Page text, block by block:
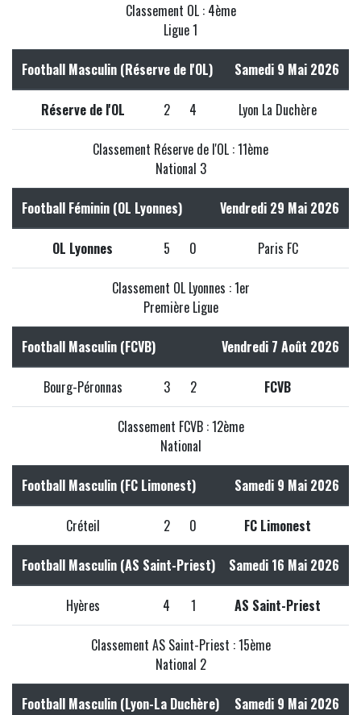
Classement OL : 4ème
Ligue 1
Football Masculin (Réserve de l'OL) Samedi 9 Mai 2026
Réserve de l'OL 2 4 Lyon La Duchère
Classement Réserve de l'OL : 11ème
National 3
Football Féminin (OL Lyonnes) Vendredi 29 Mai 2026
OL Lyonnes 5 0 Paris FC
Classement OL Lyonnes : 1er
Première Ligue
Football Masculin (FCVB) Vendredi 7 Août 2026
Bourg-Péronnas 3 2 FCVB
Classement FCVB : 12ème
National
Football Masculin (FC Limonest) Samedi 9 Mai 2026
Créteil 2 0 FC Limonest
Football Masculin (AS Saint-Priest) Samedi 16 Mai 2026
Hyères 4 1 AS Saint-Priest
Classement AS Saint-Priest : 15ème
National 2
Football Masculin (Lyon-La Duchère) Samedi 9 Mai 2026